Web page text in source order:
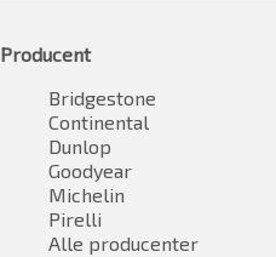
Producent
Bridgestone
Continental
Dunlop
Goodyear
Michelin
Pirelli
Alle producenter